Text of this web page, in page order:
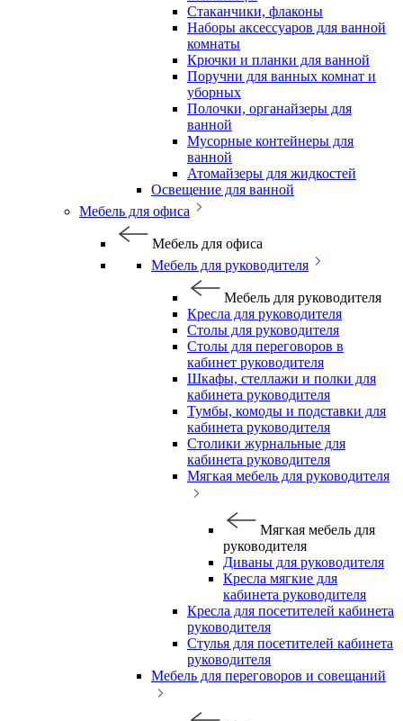
Стаканчики, флаконы
Наборы аксессуаров для ванной
комнаты
Крючки и планки для ванной
Поручни для ванных комнат и
уборных
Полочки, органайзеры для
ванной
Мусорные контейнеры для
ванной
Атомайзеры для жидкостей
Освещение для ванной
Мебель для офиса
Мебель для офиса
Мебель для руководителя
Мебель для руководителя
Кресла для руководителя
Столы для руководителя
Столы для переговоров в
кабинет руководителя
Шкафы, стеллажи и полки для
кабинета руководителя
Тумбы, комоды и подставки для
кабинета руководителя
Столики журнальные для
кабинета руководителя
Мягкая мебель для руководителя
Мягкая мебель для
руководителя
Диваны для руководителя
Кресла мягкие для
кабинета руководителя
Кресла для посетителей кабинета
руководителя
Стулья для посетителей кабинета
руководителя
Мебель для переговоров и совещаний